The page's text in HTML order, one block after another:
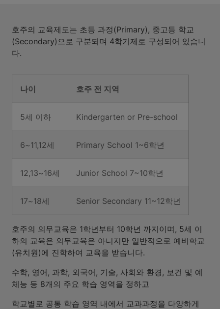
호주의 교육제도는 초등 과정(Primary), 중고등 학교
(Secondary)으로 구분되며 4학기제로 구성되어 있습니
다.
나이 호주 전 지역
5세 이하 Kindergarten or Pre-school
6~11,12세 Primary School 1~6학년
12,13~16세 Junior School 7~10학년
17~18세 Senior Secondary 11~12학년
호주의 의무교육은 1학년부터 10학년 까지이며, 5세 이
하의 교육은 의무교육은 아니지만 일반적으로 예비학교
(유치원)에 진학하여 교육을 받습니다.
수학, 영어, 과학, 외국어, 기술, 사회와 환경, 보건 및 예
체능 등 8개의 주요 학습 영역을 정하고
학교별로 공통 학습 영역 내에서 교과과정을 다양하게